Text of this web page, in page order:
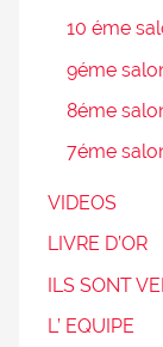
10 éme
9éme
8éme
7éme
VIDEOS
LIVRE D’OR
ILS SONT
L’ EQUIPE